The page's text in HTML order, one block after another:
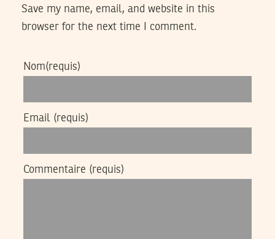
Save my name, email, and website in this
browser for the next time I comment.
Nom(requis)
Email (requis)
Commentaire (requis)